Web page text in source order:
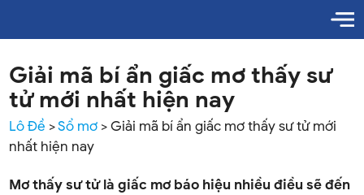
Giải mã bí ẩn giấc mơ thấy sư
tử mới nhất hiện nay
Lô Đề >Sổ mơ>Giải mã bí ẩn giấc mơ thấy sư tử mới
nhất hiện nay
Mơ thấy sư tử là giấc mơ báo hiệu nhiều điều sẽ đến